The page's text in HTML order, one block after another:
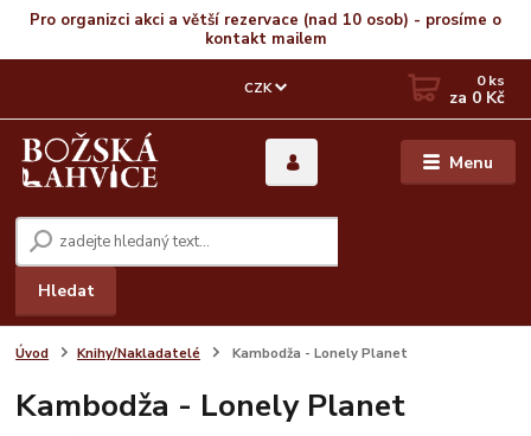
Pro organizci akci a větší rezervace (nad 10 osob) - prosíme o
kontakt mailem
Menu
CZK
Hledat
0ks
za 0 Kč
Úvod Knihy/Nakladatelé Kambodža - Lonely Planet
Kambodža - Lonely Planet